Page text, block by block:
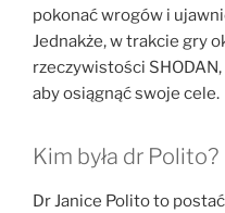
pokonać wrogów i
Jednakże, w trakcie gry
rzeczywistości
aby osiągnąć swoje cele.
Kim była dr Polito?
Dr Janice Polito to